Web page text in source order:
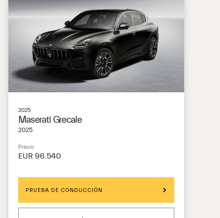
2025
Maserati Grecale
2025
Precio
EUR 96.540
PRUEBA DE CONDUCCIÓN